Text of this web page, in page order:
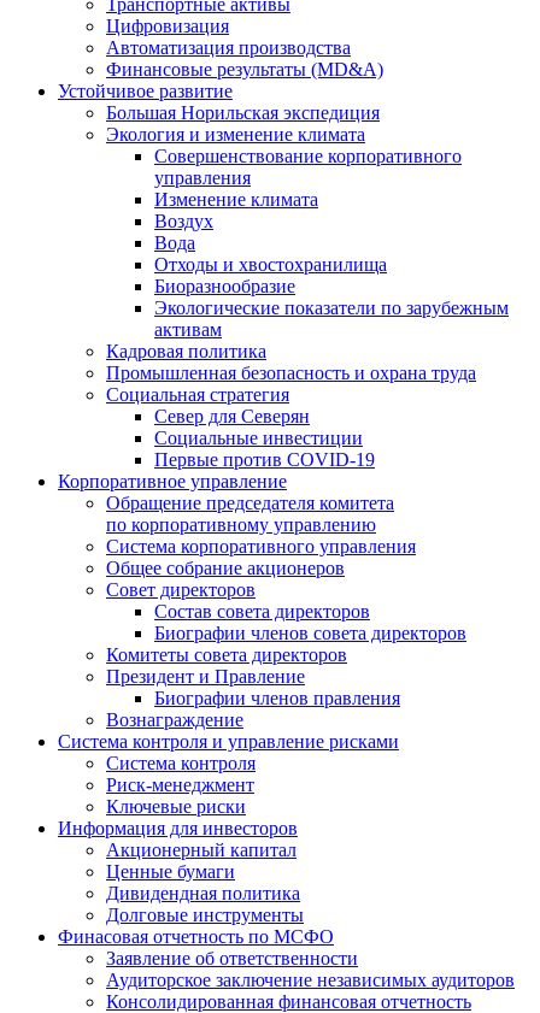
Транспортные активы
Цифровизация
Автоматизация производства
Финансовые результаты (MD&A)
Устойчивое развитие
Большая Норильская экспедиция
Экология и изменение климата
Совершенствование корпоративного
управления
Изменение климата
Воздух
Вода
Отходы и хвостохранилища
Биоразнообразие
Экологические показатели по зарубежным
активам
Кадровая политика
Промышленная безопасность и охрана труда
Социальная стратегия
Север для Северян
Социальные инвестиции
Первые против COVID‑19
Корпоративное управление
Обращение председателя комитета
по корпоративному управлению
Система корпоративного управления
Общее собрание акционеров
Совет директоров
Состав совета директоров
Биографии членов совета директоров
Комитеты совета директоров
Президент и Правление
Биографии членов правления
Вознаграждение
Система контроля и управление рисками
Система контроля
Риск-менеджмент
Ключевые риски
Информация для инвесторов
Акционерный капитал
Ценные бумаги
Дивидендная политика
Долговые инструменты
Финасовая отчетность по МСФО
Заявление об ответственности
Аудиторское заключение независимых аудиторов
Консолидированная финансовая отчетность